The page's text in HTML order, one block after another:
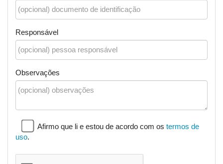
Responsável
Observações
Afirmo que li e estou de acordo com os termos de
uso.